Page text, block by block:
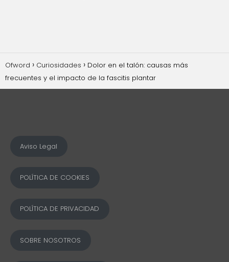
Ofword Curiosidades
Dolor en el talón: causas más
frecuentes y el impacto de la fascitis plantar
Aviso Legal
POLÍTICA DE COOKIES
POLÍTICA DE PRIVACIDAD
SOBRE NOSOTROS